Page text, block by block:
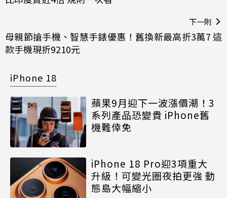
下一則
母親節搶手機、智慧手錶優惠！舊換新最高折3萬7 這
款手機現折9210元
iPhone 18
蘋果9月迎下一波漲價潮！3
系列產品恐變貴 iPhone舊
機難倖免
iPhone 18 Pro迎3項重大
升級！可變光圈夜拍更強 動
態島大幅縮小